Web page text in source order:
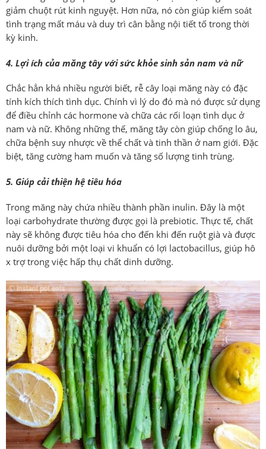
giảm chuột rút kinh nguyệt. Hơn nữa, nó còn giúp kiểm soát
tình trạng mất máu và duy trì cân bằng nội tiết tố trong thời
kỳ kinh.
4. Lợi ích của măng tây với sức khỏe sinh sản nam và nữ
Chắc hẳn khá nhiều người biết, rễ cây loại măng này có đặc
tính kích thích tình dục. Chính vì lý do đó mà nó được sử dụng
để điều chỉnh các hormone và chữa các rối loạn tình dục ở
nam và nữ. Không những thế, măng tây còn giúp chống lo âu,
chữa bệnh suy nhược về thể chất và tinh thần ở nam giới. Đặc
biệt, tăng cường ham muốn và tăng số lượng tinh trùng.
5. Giúp cải thiện hệ tiêu hóa
Trong măng này chứa nhiều thành phần inulin. Đây là một
loại carbohydrate thường được gọi là prebiotic. Thực tế, chất
này sẽ không được tiêu hóa cho đến khi đến ruột già và được
nuôi dưỡng bởi một loại vi khuẩn có lợi lactobacillus, giúp hô
x trợ trong việc hấp thụ chất dinh dưỡng.